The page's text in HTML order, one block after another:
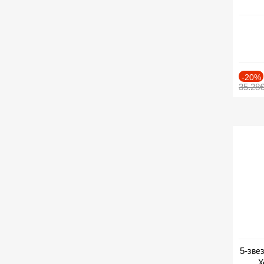
-20%
35.28€
5-